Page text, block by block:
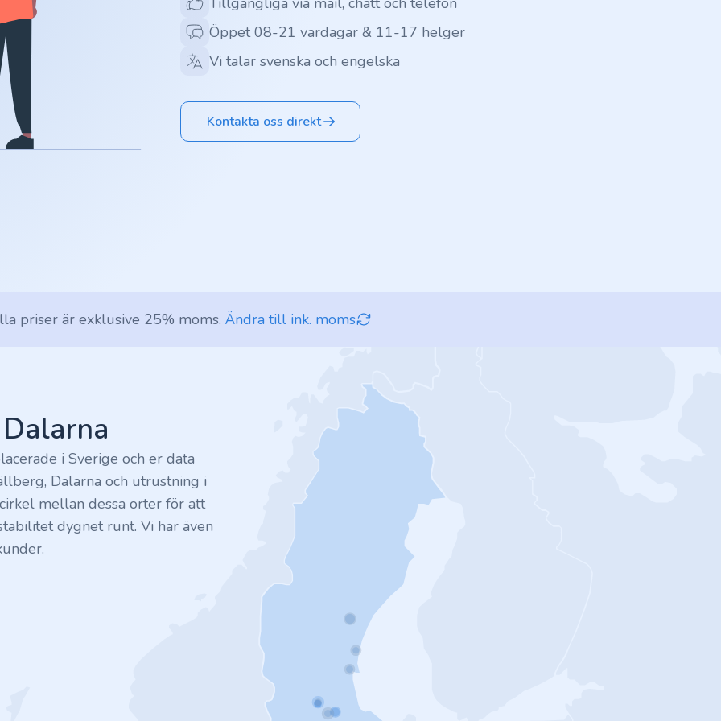
Öppet 08-21 vardagar & 11-17 helger
Vi talar svenska och engelska
Kontakta oss direkt
priser är exklusive 25% moms. Ändra till ink. moms
i Sverige och er data
Dalarna och utrustning i
mellan dessa orter för att
dygnet runt. Vi har även